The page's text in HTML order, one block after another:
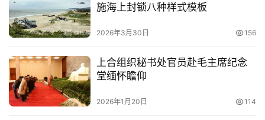
施海上封锁八种样式模板
2026年3月30日 156
上合组织秘书处官员赴毛主席纪念
堂缅怀瞻仰
2026年1月20日 114